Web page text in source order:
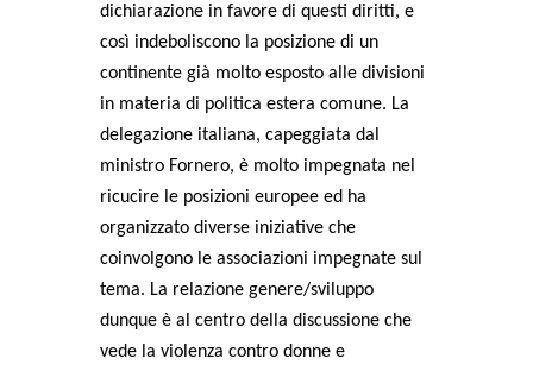
dichiarazione in favore di questi diritti, e
così indeboliscono la posizione di un
continente già molto esposto alle divisioni
in materia di politica estera comune. La
delegazione italiana, capeggiata dal
ministro Fornero, è molto impegnata nel
ricucire le posizioni europee ed ha
organizzato diverse iniziative che
coinvolgono le associazioni impegnate sul
tema. La relazione genere/sviluppo
dunque è al centro della discussione che
vede la violenza contro donne e